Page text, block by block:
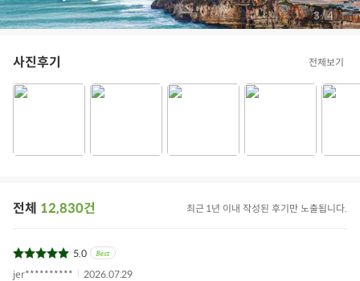
3/4
사진후기 전체보기
전체 12,830건 최근 1년 이내 작성된 후기만 노출됩니다.
5.0
jer**********
2026.07.29